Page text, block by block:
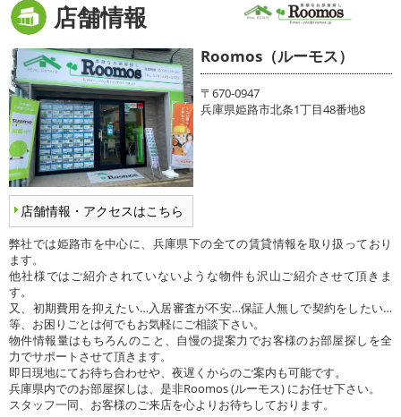
店舗情報
店舗情報・アクセスはこちら
Roomos（ルーモス）
〒670-0947
兵庫県姫路市北条1丁目48番地8
弊社では姫路市を中心に、兵庫県下の全ての賃貸情報を取り扱っており
ます。
他社様ではご紹介されていないような物件も沢山ご紹介させて頂きま
す。
又、初期費用を抑えたい…入居審査が不安…保証人無しで契約をしたい…
等、お困りごとは何でもお気軽にご相談下さい。
物件情報量はもちろんのこと、自慢の提案力でお客様のお部屋探しを全
力でサポートさせて頂きます。
即日現地にてお待ち合わせや、夜遅くからのご案内も可能です。
兵庫県内でのお部屋探しは、是非Roomos (ルーモス) にお任せ下さい。
スタッフ一同、お客様のご来店を心よりお待ちしております。